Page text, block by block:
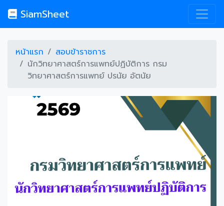
SiamSheet
หน้าแรก
สอบข้าราชการ
นักวิทยาศาสตร์การแพทย์ปฏิบัติการ กรม
วิทยาศาสตร์การแพทย์ ปรนัย อัตนัย